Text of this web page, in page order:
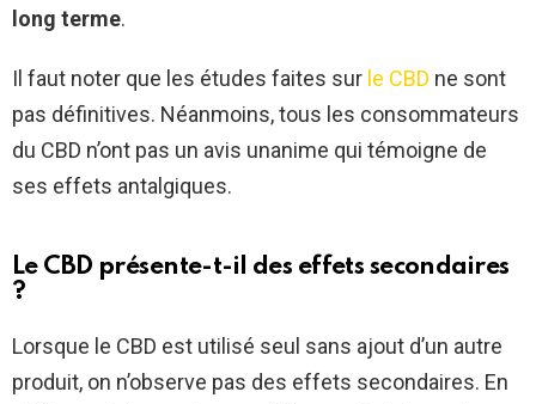
long terme.
Il faut noter que les études faites sur le CBD ne sont
pas définitives. Néanmoins, tous les consommateurs
du CBD n’ont pas un avis unanime qui témoigne de
ses effets antalgiques.
Le CBD présente-t-il des effets secondaires
?
Lorsque le CBD est utilisé seul sans ajout d’un autre
produit, on n’observe pas des effets secondaires. En